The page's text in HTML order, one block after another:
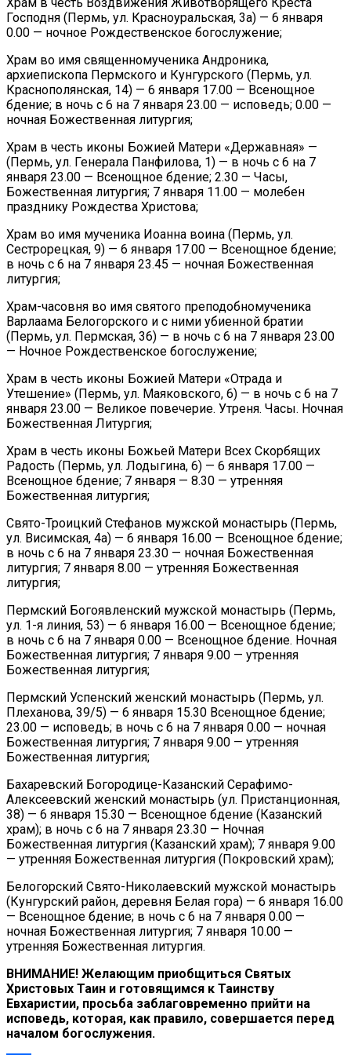
Господня (Пермь, ул. Красноуральская, 3а) — 6 января
0.00 — ночное Рождественское богослужение;
Храм во имя священномученика Андроника,
архиепископа Пермского и Кунгурского (Пермь, ул.
Краснополянская, 14) — 6 января 17.00 — Всенощное
бдение; в ночь с 6 на 7 января 23.00 — исповедь; 0.00 —
ночная Божественная литургия;
Храм в честь иконы Божией Матери «Державная» —
(Пермь, ул. Генерала Панфилова, 1) — в ночь с 6 на 7
января 23.00 — Всенощное бдение; 2.30 — Часы,
Божественная литургия; 7 января 11.00 — молебен
празднику Рождества Христова;
Храм во имя мученика Иоанна воина (Пермь, ул.
Сестрорецкая, 9) — 6 января 17.00 — Всенощное бдение;
в ночь с 6 на 7 января 23.45 — ночная Божественная
литургия;
Храм-часовня во имя святого преподобномученика
Варлаама Белогорского и с ними убиенной братии
(Пермь, ул. Пермская, 36) — в ночь с 6 на 7 января 23.00
— Ночное Рождественское богослужение;
Храм в честь иконы Божией Матери «Отрада и
Утешение» (Пермь, ул. Маяковского, 6) — в ночь с 6 на 7
января 23.00 — Великое повечерие. Утреня. Часы. Ночная
Божественная Литургия;
Храм в честь иконы Божьей Матери Всех Скорбящих
Радость (Пермь, ул. Лодыгина, 6) — 6 января 17.00 —
Всенощное бдение; 7 января — 8.30 — утренняя
Божественная литургия;
Свято-Троицкий Стефанов мужской монастырь (Пермь,
ул. Висимская, 4а) — 6 января 16.00 — Всенощное бдение;
в ночь с 6 на 7 января 23.30 — ночная Божественная
литургия; 7 января 8.00 — утренняя Божественная
литургия;
Пермский Богоявленский мужской монастырь (Пермь,
ул. 1-я линия, 53) — 6 января 16.00 — Всенощное бдение;
в ночь с 6 на 7 января 0.00 — Всенощное бдение. Ночная
Божественная литургия; 7 января 9.00 — утренняя
Божественная литургия;
Пермский Успенский женский монастырь (Пермь, ул.
Плеханова, 39/5) — 6 января 15.30 Всенощное бдение;
23.00 — исповедь; в ночь с 6 на 7 января 0.00 — ночная
Божественная литургия; 7 января 9.00 — утренняя
Божественная литургия;
Бахаревский Богородице-Казанский Серафимо-
Алексеевский женский монастырь (ул. Пристанционная,
38) — 6 января 15.30 — Всенощное бдение (Казанский
храм); в ночь с 6 на 7 января 23.30 — Ночная
Божественная литургия (Казанский храм); 7 января 9.00
— утренняя Божественная литургия (Покровский храм);
Белогорский Свято-Николаевский мужской монастырь
(Кунгурский район, деревня Белая гора) — 6 января 16.00
— Всенощное бдение; в ночь с 6 на 7 января 0.00 —
ночная Божественная литургия; 7 января 10.00 —
утренняя Божественная литургия.
ВНИМАНИЕ! Желающим приобщиться Святых
Христовых Таин и готовящимся к Таинству
Евхаристии, просьба заблаговременно прийти на
исповедь, которая, как правило, совершается перед
началом богослужения.